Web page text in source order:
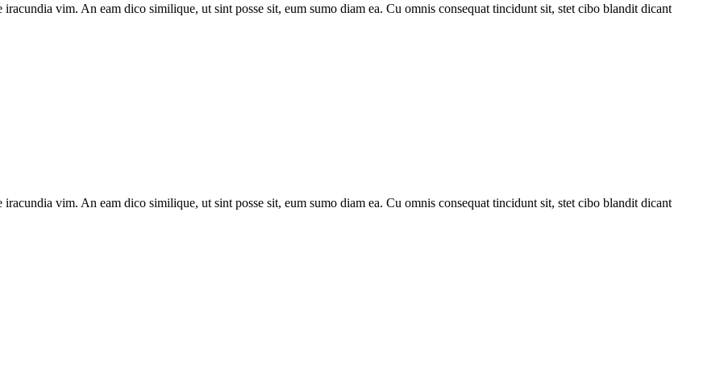
vim. An eam dico similique, ut sint posse sit, eum sumo diam ea. Cu omnis consequat tincidunt sit, stet cibo blandit dicant
vim. An eam dico similique, ut sint posse sit, eum sumo diam ea. Cu omnis consequat tincidunt sit, stet cibo blandit dicant